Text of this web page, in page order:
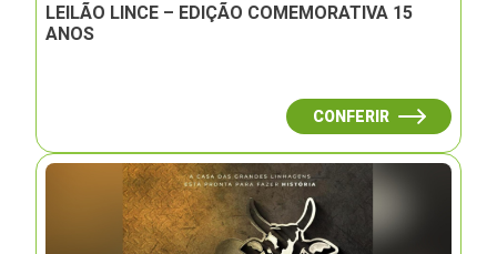
LEILÃO LINCE – EDIÇÃO COMEMORATIVA 15
ANOS
CONFERIR